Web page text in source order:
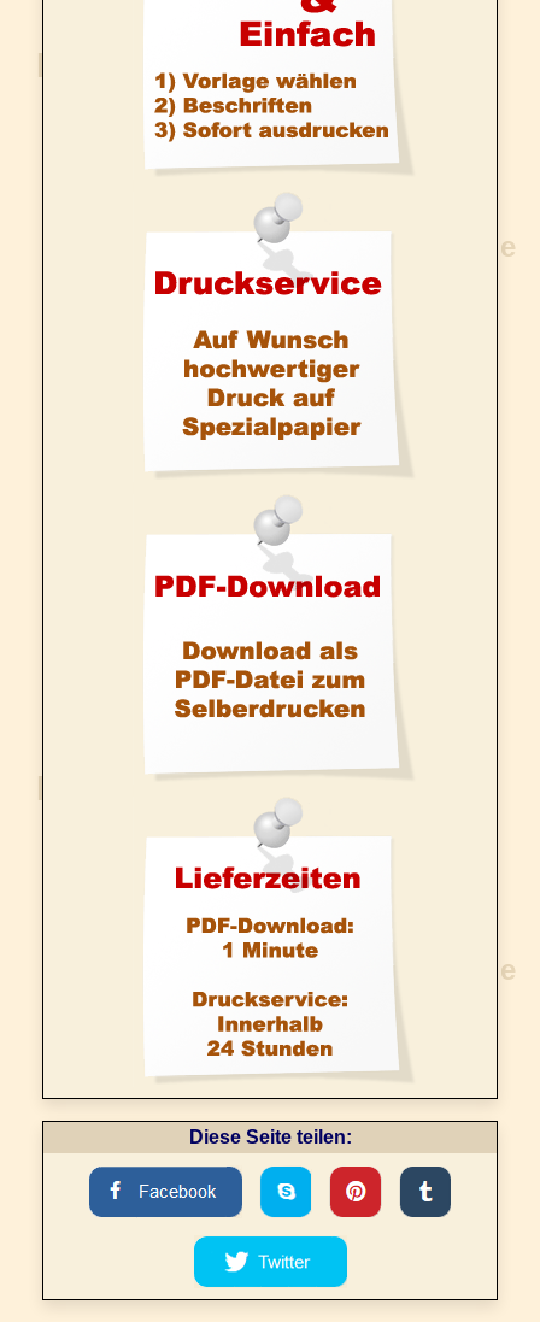
Diese Seite teilen: